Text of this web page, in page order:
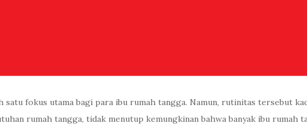
fokus utama bagi para ibu rumah tangga. Namun, rutinitas tersebut
rumah tangga, tidak menutup kemungkinan bahwa banyak ibu rumah